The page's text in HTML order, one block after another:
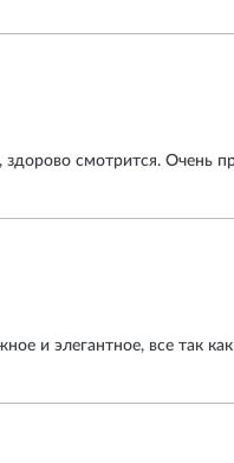
здорово смотрится. Очень
и элегантное, все так